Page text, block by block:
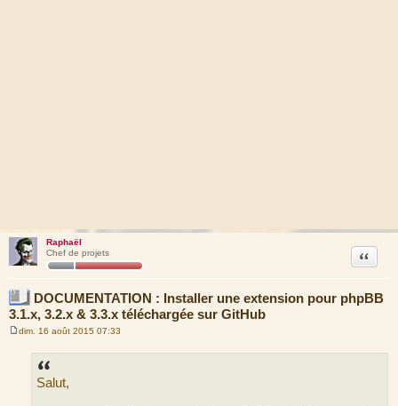
Raphaël
Chef de projets
DOCUMENTATION : Installer une extension pour phpBB
3.1.x, 3.2.x & 3.3.x téléchargée sur GitHub
Citation
dim. 16 août 2015 07:33
Salut,